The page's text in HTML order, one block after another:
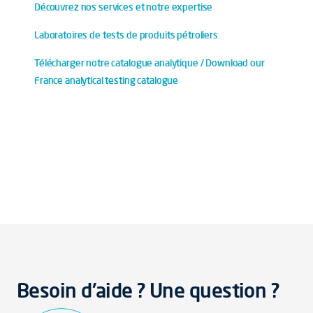
Découvrez nos services et notre expertise
Laboratoires de tests de produits pétroliers
Télécharger notre catalogue analytique / Download our
France analytical testing catalogue
Besoin d'aide ? Une question ?